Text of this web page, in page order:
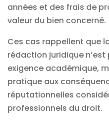
années et des frais de
valeur du bien concerné.
Ces cas rappellent que
rédaction juridique
exigence académique,
pratique aux
réputationnelles
professionnels du droit.